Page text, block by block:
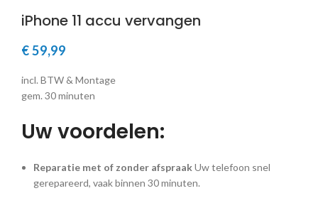
iPhone 11 accu vervangen
€59,99
incl. BTW & Montage
gem. 30 minuten
Uw voordelen:
Reparatie met of zonder afspraakUw telefoon snel
gerepareerd, vaak binnen 30 minuten.